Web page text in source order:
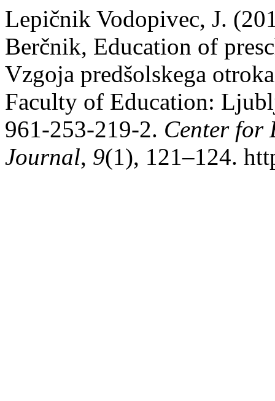
Lepičnik Vodopivec, J.
Berčnik, Education of
Vzgoja predšolskega
Faculty of Education:
961-253-219-2. Center for
Journal, 9(1), 121–124.